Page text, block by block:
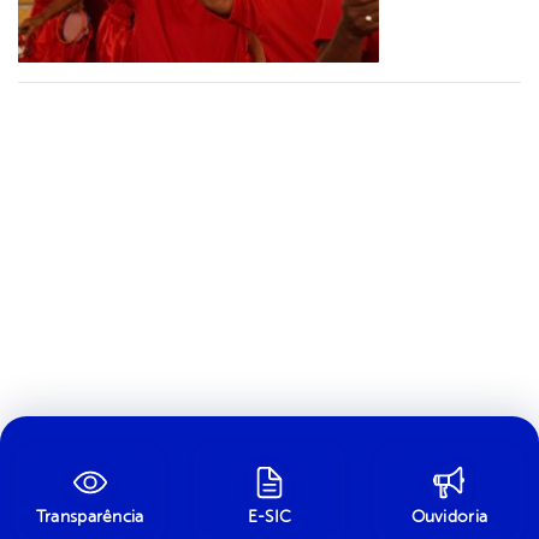
Transparência E-SIC Ouvidoria